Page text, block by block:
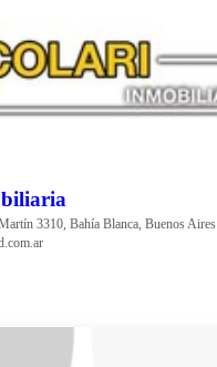
3310, Bahía Blanca, Buenos Aires